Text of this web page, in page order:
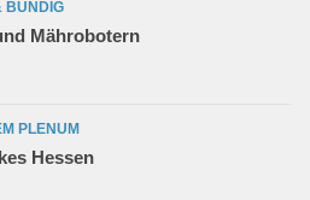
BÜNDIG
Mährobotern
PLENUM
Hessen